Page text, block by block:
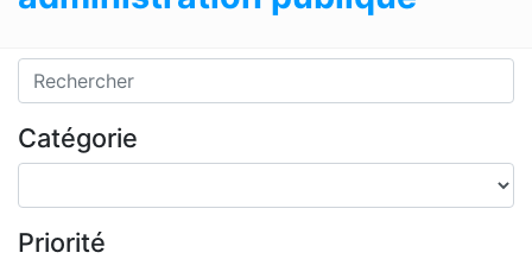
Catégorie
Priorité